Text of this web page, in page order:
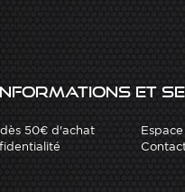
et
50€ d'achat